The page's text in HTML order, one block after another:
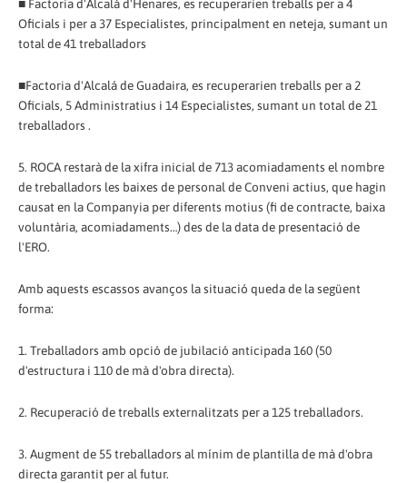
■ Factoria d'Alcalá d'Henares, es recuperarien treballs per a 4
Oficials i per a 37 Especialistes, principalment en neteja, sumant un
total de 41 treballadors
■Factoria d'Alcalá de Guadaira, es recuperarien treballs per a 2
Oficials, 5 Administratius i 14 Especialistes, sumant un total de 21
treballadors .
5. ROCA restarà de la xifra inicial de 713 acomiadaments el nombre
de treballadors les baixes de personal de Conveni actius, que hagin
causat en la Companyia per diferents motius (fi de contracte, baixa
voluntària, acomiadaments…) des de la data de presentació de
l'ERO.
Amb aquests escassos avanços la situació queda de la següent
forma:
1. Treballadors amb opció de jubilació anticipada 160 (50
d'estructura i 110 de mà d'obra directa).
2. Recuperació de treballs externalitzats per a 125 treballadors.
3. Augment de 55 treballadors al mínim de plantilla de mà d'obra
directa garantit per al futur.